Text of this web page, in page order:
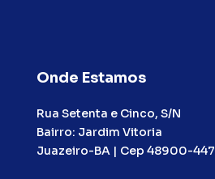
Onde Estamos
Rua Setenta e Cinco, S/N
Bairro: Jardim Vitoria
Juazeiro-BA | Cep 48900-447